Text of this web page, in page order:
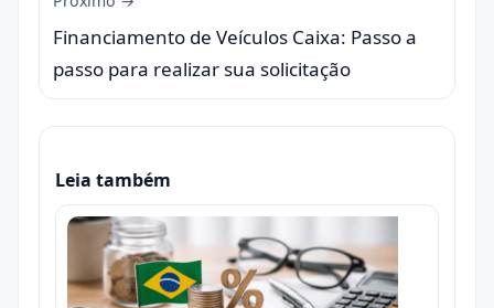
Financiamento de Veículos Caixa: Passo a
passo para realizar sua solicitação
Leia também